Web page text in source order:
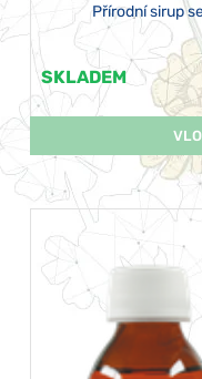
Přírodní sirup
SKLADEM